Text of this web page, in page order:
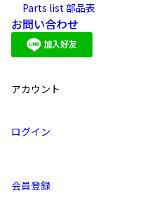
Parts list 部品表
お問い合わせ
アカウント
ログイン
会員登録